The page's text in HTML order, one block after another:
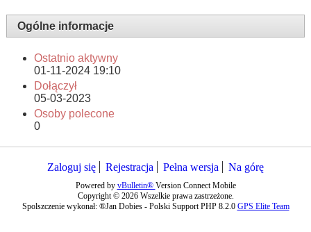
Ogólne informacje
Ostatnio aktywny
01-11-2024 19:10
Dołączył
05-03-2023
Osoby polecone
0
Zaloguj się Rejestracja Pełna wersja Na górę
Powered by vBulletin® Version Connect Mobile
Copyright © 2026 Wszelkie prawa zastrzeżone.
Spolszczenie wykonał: ®Jan Dobies - Polski Support PHP 8.2.0 GPS Elite Team